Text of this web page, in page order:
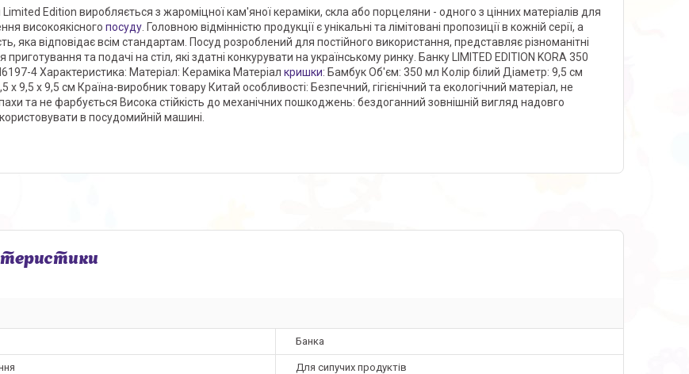
Limited Edition виробляється з жароміцної кам'яної кераміки, скла або порцеляни - одного з цінних матеріалів для
високоякісного посуду . Головною відмінністю продукції є унікальні та лімітовані пропозиції в кожній серії, а
яка відповідає всім стандартам. Посуд розроблений для постійного використання, представляє різноманітні
приготування та подачі на стіл, які здатні конкурувати на українському ринку. Банку LIMITED EDITION KORA 350
4 Характеристика: Матеріал: Кераміка Матеріал кришки: Бамбук Об'єм: 350 мл Колір білий Діаметр: 9,5 см
х 9,5 х 9,5 см Країна-виробник товару Китай особливості: Безпечний, гігієнічний та екологічний матеріал, не
та не фарбується Висока стійкість до механічних пошкоджень: бездоганний зовнішній вигляд надовго
в посудомийній машині.
Банка
Для сипучих продуктів